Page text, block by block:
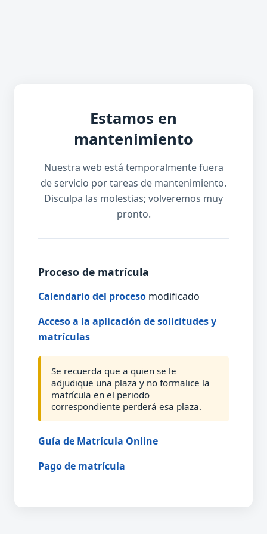
Estamos en
mantenimiento
Nuestra web está temporalmente fuera
de servicio por tareas de mantenimiento.
Disculpa las molestias; volveremos muy
pronto.
Proceso de matrícula
Calendario del proceso modificado
Acceso a la aplicación de solicitudes y
matrículas
Se recuerda que a quien se le
adjudique una plaza y no formalice la
matrícula en el periodo
correspondiente perderá esa plaza.
Guía de Matrícula Online
Pago de matrícula